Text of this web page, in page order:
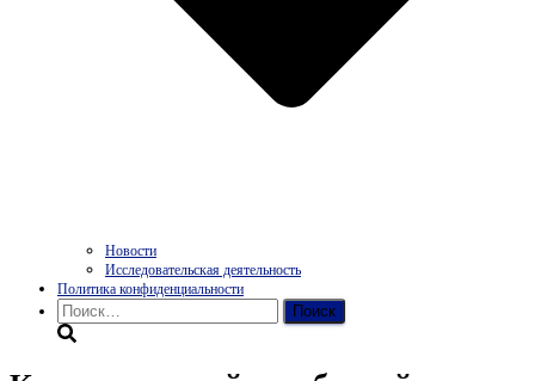
Новости
Исследовательская деятельность
Политика конфиденциальности
Найти: